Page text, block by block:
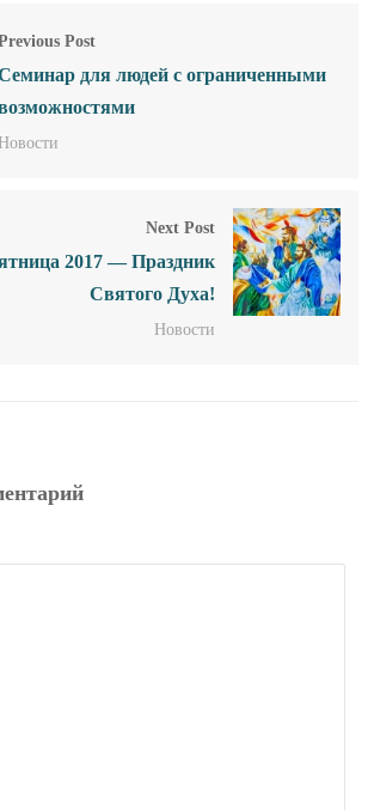
Post
для людей с ограниченными
Новости
Next Post
2017 — Праздник
Святого Духа!
Новости